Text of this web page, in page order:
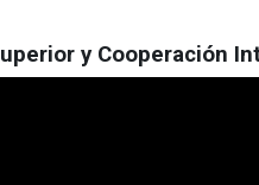
y Cooperación